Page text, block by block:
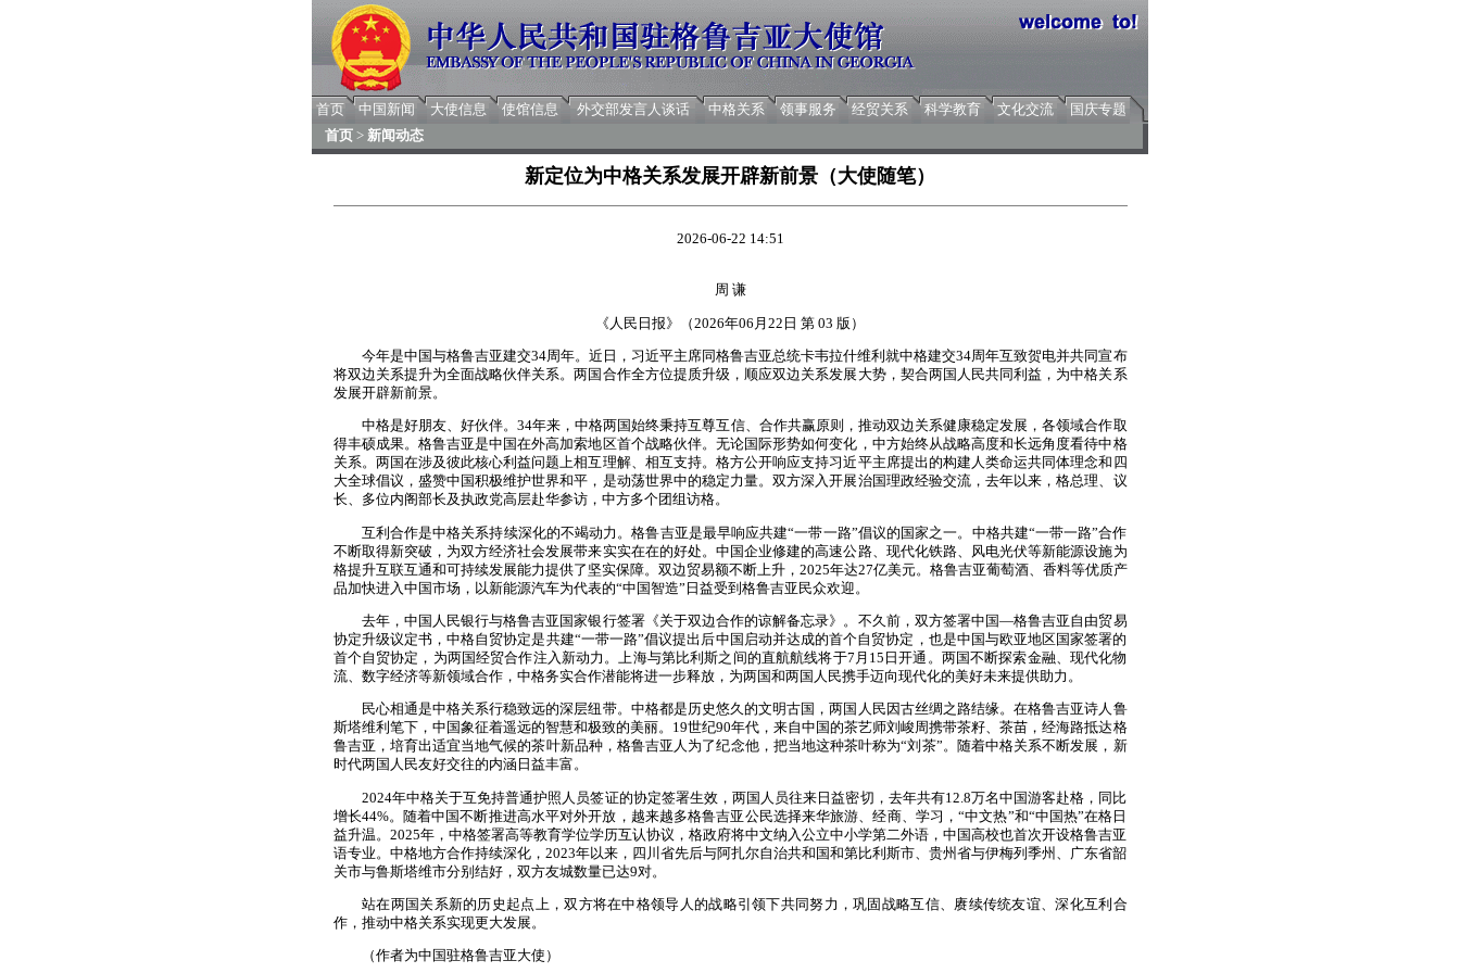
首页 中国新闻 大使信息 使馆信息 外交部发言人谈话 中格关系 领事服务 经贸关系 科学教育 文化交流
国庆专题
首页 > 新闻动态
新定位为中格关系发展开辟新前景（大使随笔）
2026-06-22 14:51
周 谦
《人民日报》（2026年06月22日 第 03 版）
今年是中国与格鲁吉亚建交34周年。近日，习近平主席同格鲁吉亚总统卡韦拉什维利就中格建交34周年互致贺电并共同宣布
将双边关系提升为全面战略伙伴关系。两国合作全方位提质升级，顺应双边关系发展大势，契合两国人民共同利益，为中格关系
发展开辟新前景。
中格是好朋友、好伙伴。34年来，中格两国始终秉持互尊互信、合作共赢原则，推动双边关系健康稳定发展，各领域合作取
得丰硕成果。格鲁吉亚是中国在外高加索地区首个战略伙伴。无论国际形势如何变化，中方始终从战略高度和长远角度看待中格
关系。两国在涉及彼此核心利益问题上相互理解、相互支持。格方公开响应支持习近平主席提出的构建人类命运共同体理念和四
大全球倡议，盛赞中国积极维护世界和平，是动荡世界中的稳定力量。双方深入开展治国理政经验交流，去年以来，格总理、议
长、多位内阁部长及执政党高层赴华参访，中方多个团组访格。
互利合作是中格关系持续深化的不竭动力。格鲁吉亚是最早响应共建“一带一路”倡议的国家之一。中格共建“一带一路”合作
不断取得新突破，为双方经济社会发展带来实实在在的好处。中国企业修建的高速公路、现代化铁路、风电光伏等新能源设施为
格提升互联互通和可持续发展能力提供了坚实保障。双边贸易额不断上升，2025年达27亿美元。格鲁吉亚葡萄酒、香料等优质产
品加快进入中国市场，以新能源汽车为代表的“中国智造”日益受到格鲁吉亚民众欢迎。
去年，中国人民银行与格鲁吉亚国家银行签署《关于双边合作的谅解备忘录》。不久前，双方签署中国—格鲁吉亚自由贸易
协定升级议定书，中格自贸协定是共建“一带一路”倡议提出后中国启动并达成的首个自贸协定，也是中国与欧亚地区国家签署的
首个自贸协定，为两国经贸合作注入新动力。上海与第比利斯之间的直航航线将于7月15日开通。两国不断探索金融、现代化物
流、数字经济等新领域合作，中格务实合作潜能将进一步释放，为两国和两国人民携手迈向现代化的美好未来提供助力。
民心相通是中格关系行稳致远的深层纽带。中格都是历史悠久的文明古国，两国人民因古丝绸之路结缘。在格鲁吉亚诗人鲁
斯塔维利笔下，中国象征着遥远的智慧和极致的美丽。19世纪90年代，来自中国的茶艺师刘峻周携带茶籽、茶苗，经海路抵达格
鲁吉亚，培育出适宜当地气候的茶叶新品种，格鲁吉亚人为了纪念他，把当地这种茶叶称为“刘茶”。随着中格关系不断发展，新
时代两国人民友好交往的内涵日益丰富。
2024年中格关于互免持普通护照人员签证的协定签署生效，两国人员往来日益密切，去年共有12.8万名中国游客赴格，同比
增长44%。随着中国不断推进高水平对外开放，越来越多格鲁吉亚公民选择来华旅游、经商、学习，“中文热”和“中国热”在格日
益升温。2025年，中格签署高等教育学位学历互认协议，格政府将中文纳入公立中小学第二外语，中国高校也首次开设格鲁吉亚
语专业。中格地方合作持续深化，2023年以来，四川省先后与阿扎尔自治共和国和第比利斯市、贵州省与伊梅列季州、广东省韶
关市与鲁斯塔维市分别结好，双方友城数量已达9对。
站在两国关系新的历史起点上，双方将在中格领导人的战略引领下共同努力，巩固战略互信、赓续传统友谊、深化互利合
作，推动中格关系实现更大发展。
（作者为中国驻格鲁吉亚大使）